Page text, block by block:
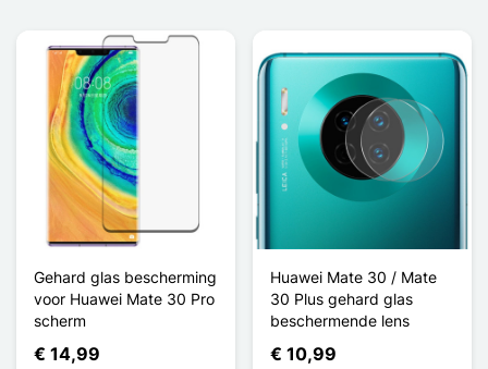
Gehard glas bescherming
voor Huawei Mate 30 Pro
scherm
€ 14,99
Huawei Mate 30 / Mate
30 Plus gehard glas
beschermende lens
€ 10,99